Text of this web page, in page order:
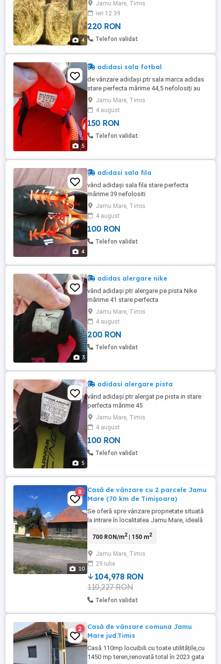
4
fan Prețul este negociabil în funcție de
cantitate. Pentru detalii și comenzi sunați
la: ZERO, ȘAPTE, ȘAPTE, CINCI, UNU,
CINCI, UNU, PATRU, ȘAPTE, NOUĂ Nu
Jamu Mare, Timis
ieri 12:39
220 RON
Telefon validat
5
adidasi sala fotbal
de vânzare adidași ptr sala marca adidas
stare perfecta mărime 44,5 nefolosiți au
fost probați o data
Jamu Mare, Timis
4 august
150 RON
Telefon validat
4
adidasi sala fila
vând adidași sala fila stare perfecta
mărime 39 nefolositi
Jamu Mare, Timis
4 august
100 RON
Telefon validat
3
adidas alergare nike
vând adidași ptr alergare pe pista Nike
mărime 41 stare perfecta
nefolosiți,lipsesc crampoanele dar ele se
găsesc de cumpărat separat.
Jamu Mare, Timis
4 august
200 RON
Telefon validat
5
adidasi alergare pista
vând adidași ptr alergat pe pista in stare
perfecta mărime 45
Jamu Mare, Timis
4 august
100 RON
Telefon validat
10
8
Casă de vânzare cu 2 parcele Jamu
Mare (70 km de Timișoara)
Se oferă spre vânzare proprietate situată
la intrare în localitatea Jamu Mare, ideală
sau gospodărie. Detalii proprietate:
fiecare Amplasare: la intrarea în localitate,
acces facil Construcții: Parcela 1: Casă ...
700 RON/m2| 150 m2
Jamu Mare, Timis
29 iulie
104,978 RON
110,227 RON
Telefon validat
2
Casă de vânzare comuna Jamu
Mare jud.Timis
Casă 110mp locuibili cu toate utilitățile,cu
1450 mp teren,renovată total în 2023 gata